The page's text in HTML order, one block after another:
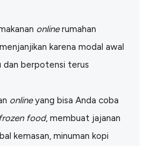
Keuangan Gratis
onlinerumahan
karena modal awal
berpotensi terus
onlineyang bisa Anda coba
frozen food, membuat jajanan
kemasan, minuman kopi